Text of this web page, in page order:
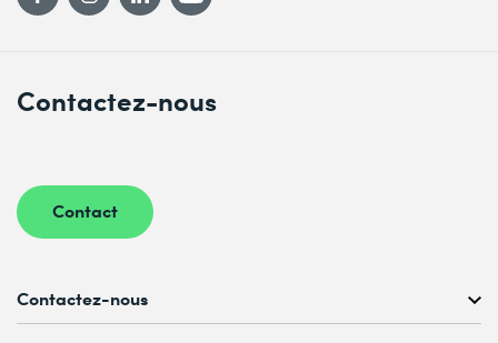
Contactez-nous
Contact
Contactez-nous